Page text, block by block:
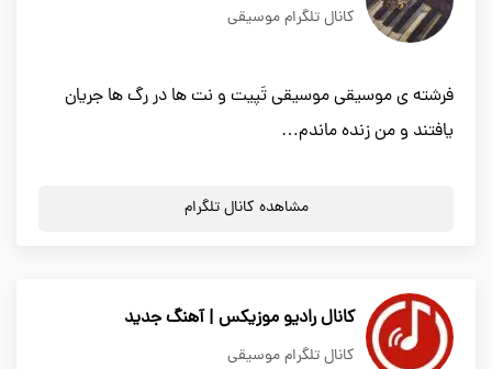
کانال تلگرام موسیقی
فرشته ی موسیقی موسیقی تَپیت و نت ها در رگ ها جریان
یافتند و من زنده ماندم…
مشاهده کانال تلگرام
کانال رادیو موزیکس | آهنگ جدید
کانال تلگرام موسیقی